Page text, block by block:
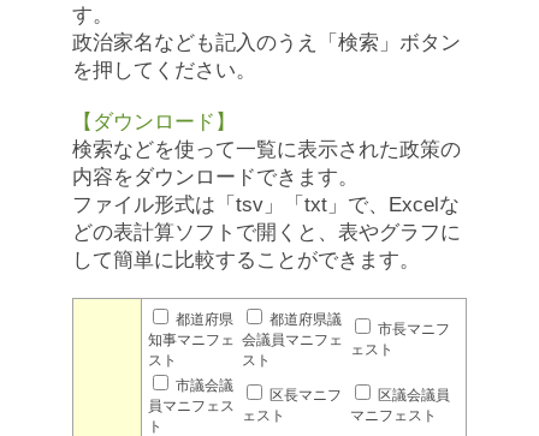
す。
政治家名なども記入のうえ「検索」ボタン
を押してください。
【ダウンロード】
検索などを使って一覧に表示された政策の
内容をダウンロードできます。
ファイル形式は「tsv」「txt」で、Excelな
どの表計算ソフトで開くと、表やグラフに
して簡単に比較することができます。
都道府県
知事マニフェ
スト
都道府県議
会議員マニフェ
スト
市長マニフ
ェスト
市議会議
員マニフェス
ト
区長マニフ
ェスト
区議会議員
マニフェスト